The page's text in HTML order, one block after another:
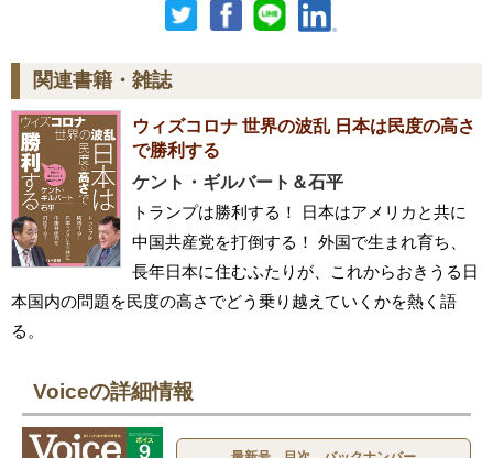
関連書籍・雑誌
ウィズコロナ 世界の波乱 日本は民度の高さ
で勝利する
ケント・ギルバート＆石平
トランプは勝利する！ 日本はアメリカと共に
中国共産党を打倒する！ 外国で生まれ育ち、
長年日本に住むふたりが、これからおきうる日
本国内の問題を民度の高さでどう乗り越えていくかを熱く語
る。
Voiceの詳細情報